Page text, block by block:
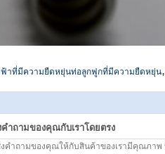
าที่มีความยืดหยุ่นท่อลูกฟูกที่มีความยืดหยุ่น,
คำถามของคุณกับเราโดยตรง